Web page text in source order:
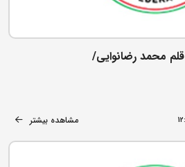
محمد رضانوایی/
مشاهده بیشتر